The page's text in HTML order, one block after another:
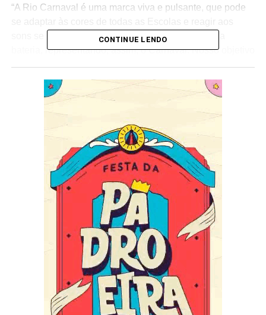
“A Rio Carnaval é uma marca viva e pulsante, que pode
sons se movimentando a cada virada do samba da
bateria, representando, assim, o Carnaval. Nosso objetivo
neste símbolo toda a magia e encantamento que a
avenida proporciona em todos os envolvidos. Além disso,
com a marca conseguimos atrair ainda mais os
patrocínios, criando oportunidades de investimento na
festa, como, a criação de uma linha de produtos
personalizados”, conta Gabriel David, diretor de
Marketing da LIESA.
Escritório responsável por criar a marca, a Tátil Design
montou uma equipe multidisciplinar e foi a campo para
identificar os elementos essenciais para a construção da
festa e do símbolo que representasse o Carnaval. A
empresa trouxe para o time de criação o André
Rodrigues, que desde os 15 anos trabalha com o
Carnaval contribuindo com a visão de quem está dentro
do universo. “Ouvimos profissionais e amantes do
Carnaval do Rio, foram mais de 3 mil pessoas
CONTINUE LENDO